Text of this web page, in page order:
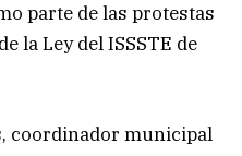
parte de las protestas
la Ley del ISSSTE de
coordinador municipal